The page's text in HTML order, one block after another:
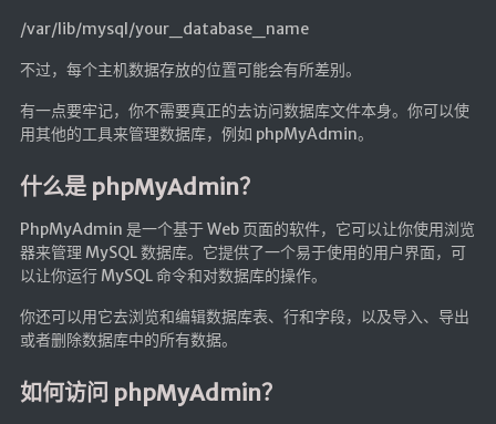
/var/lib/mysql/your_database_name
不过，每个主机数据存放的位置可能会有所差别。
有一点要牢记，你不需要真正的去访问数据库文件本身。你可以使
用其他的工具来管理数据库，例如 phpMyAdmin。
什么是 phpMyAdmin？
PhpMyAdmin 是一个基于 Web 页面的软件，它可以让你使用浏览
器来管理 MySQL 数据库。它提供了一个易于使用的用户界面，可
以让你运行 MySQL 命令和对数据库的操作。
你还可以用它去浏览和编辑数据库表、行和字段，以及导入、导出
或者删除数据库中的所有数据。
如何访问 phpMyAdmin？
📕学习
Markdown学习
Mathlab教学
乐理学习
Web 技术教程
ffmpeg学习
字帖生成